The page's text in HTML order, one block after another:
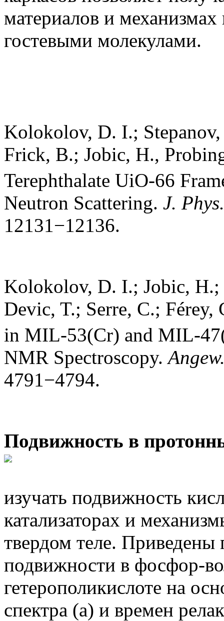
материалов и механизмах
гостевыми молекулами.
Kolokolov, D. I.;
Frick, B.; Jobic, H.,
Terephthalate UiO-66
Neutron Scattering. J.
12131−12136.
Kolokolov, D. I.; Jobic, H.;
Devic, T.; Serre, C.;
in MIL-53(Cr) and MIL-
NMR Spectroscopy.
4791−4794.
Подвижность в
изучать подвижность
катализаторах и
твердом теле.
подвижности в фосфор-
гетерополикислоте на
спектра (а) и времен